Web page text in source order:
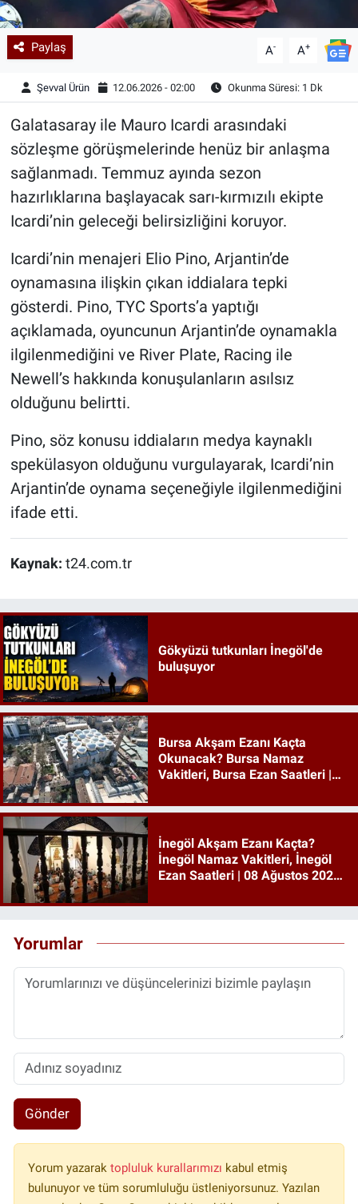
Paylaş A- A+
Şevval Ürün 12.06.2026 - 02:00 Okunma Süresi: 1 Dk
Galatasaray ile Mauro Icardi arasındaki
sözleşme görüşmelerinde henüz bir anlaşma
sağlanmadı. Temmuz ayında sezon
hazırlıklarına başlayacak sarı-kırmızılı ekipte
Icardi’nin geleceği belirsizliğini koruyor.
Icardi’nin menajeri Elio Pino, Arjantin’de
oynamasına ilişkin çıkan iddialara tepki
gösterdi. Pino, TYC Sports’a yaptığı
açıklamada, oyuncunun Arjantin’de oynamakla
ilgilenmediğini ve River Plate, Racing ile
Newell’s hakkında konuşulanların asılsız
olduğunu belirtti.
Pino, söz konusu iddiaların medya kaynaklı
spekülasyon olduğunu vurgulayarak, Icardi’nin
Arjantin’de oynama seçeneğiyle ilgilenmediğini
ifade etti.
Kaynak: t24.com.tr
Gökyüzü tutkunları İnegöl'de
buluşuyor
Bursa Akşam Ezanı Kaçta
Okunacak? Bursa Namaz
Vakitleri, Bursa Ezan Saatleri |
İnegöl Akşam Ezanı Kaçta?
İnegöl Namaz Vakitleri, İnegöl
Ezan Saatleri | 08 Ağustos 2026
Yorumlar
Gönder
Yorum yazarak topluluk kurallarımızı kabul etmiş
bulunuyor ve tüm sorumluluğu üstleniyorsunuz. Yazılan
Astroloji-Rüya